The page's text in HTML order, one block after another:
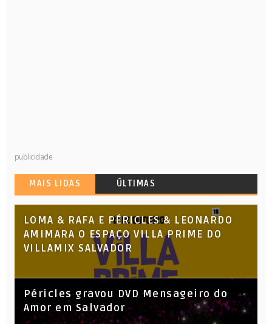
publicidade
MAIS LIDAS ÚLTIMAS
LOMA & RAFA E PÉRICLES & LEONARDO
AMIMARA O ESPAÇO VILLA PRIME DO
VILLAMIX SALVADOR
Péricles gravou DVD Mensageiro do
Amor em Salvador